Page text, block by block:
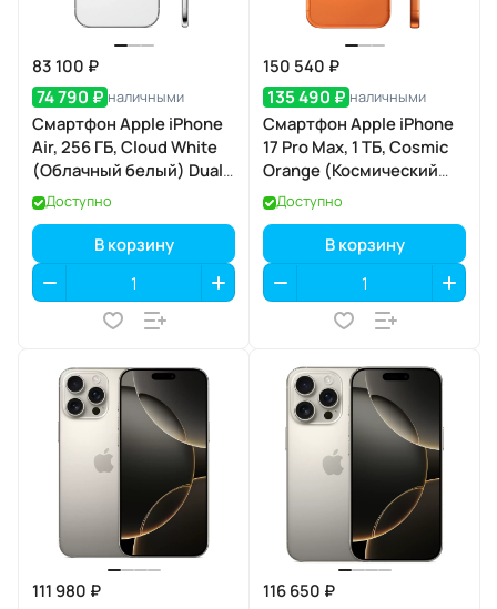
83 100 ₽
74 790 ₽ наличными
Смартфон Apple iPhone
Air, 256 ГБ, Cloud White
(Облачный белый) Dual
eSIM
Доступно
В корзину
150 540 ₽
135 490 ₽ наличными
Смартфон Apple iPhone
17 Pro Max, 1 ТБ, Cosmic
Orange (Космический
оранжевый) Dual eSIM
Доступно
В корзину
111 980 ₽ 116 650 ₽